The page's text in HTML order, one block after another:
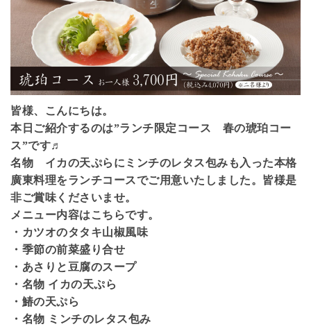
皆様、こんにちは。
本日ご紹介するのは”ランチ限定コース 春の琥珀コー
ス”です♬
名物 イカの天ぷらにミンチのレタス包みも入った本格
廣東料理をランチコースでご用意いたしました。皆様是
非ご賞味くださいませ。
メニュー内容はこちらです。
・カツオのタタキ山椒風味
・季節の前菜盛り合せ
・あさりと豆腐のスープ
・名物 イカの天ぷら
・鰆の天ぷら
・名物 ミンチのレタス包み